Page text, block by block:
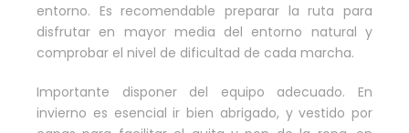
entorno. Es recomendable preparar la ruta para
disfrutar en mayor media del entorno natural y
comprobar el nivel de dificultad de cada marcha.
Importante disponer del equipo adecuado. En
invierno es esencial ir bien abrigado, y vestido por